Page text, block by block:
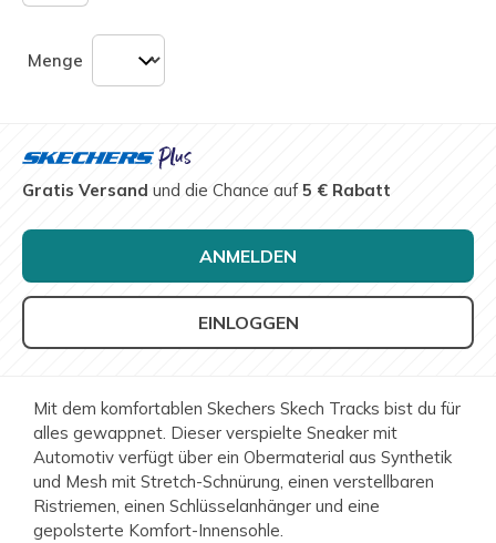
Menge
Gratis Versand und die Chance auf5 € Rabatt
ANMELDEN
EINLOGGEN
Mit dem komfortablen Skechers Skech Tracks bist du für
alles gewappnet. Dieser verspielte Sneaker mit
Automotiv verfügt über ein Obermaterial aus Synthetik
und Mesh mit Stretch-Schnürung, einen verstellbaren
Ristriemen, einen Schlüsselanhänger und eine
gepolsterte Komfort-Innensohle.